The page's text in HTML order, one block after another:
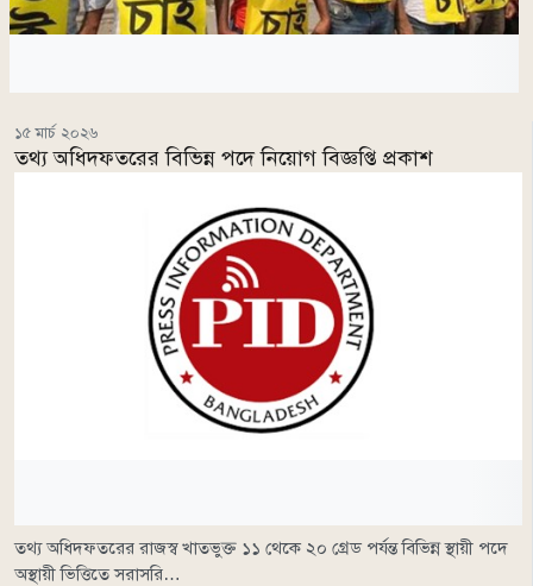
১৫ মার্চ ২০২৬
তথ্য অধিদফতরের বিভিন্ন পদে নিয়োগ বিজ্ঞপ্তি প্রকাশ
তথ্য অধিদফতরের রাজস্ব খাতভুক্ত ১১ থেকে ২০ গ্রেড পর্যন্ত বিভিন্ন স্থায়ী পদে
অস্থায়ী ভিত্তিতে সরাসরি…